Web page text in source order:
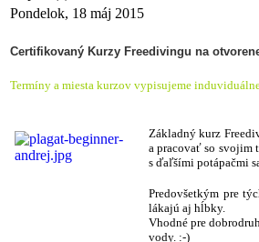
Pondelok, 18 máj 2015
Certifikovaný Kurzy Freedivingu na
Termíny a miesta kurzov vypisujeme
Základný kurz
a pracovať so svojim
s ďaľšími potápačmi
Predovšetkým pre
lákajú aj hĺbky.
Vhodné pre
vody. :-)